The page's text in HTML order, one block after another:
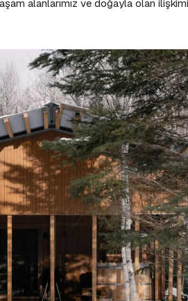
alanlarımız ve doğayla olan